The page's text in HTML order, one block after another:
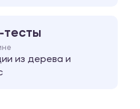
тесты
из дерева и